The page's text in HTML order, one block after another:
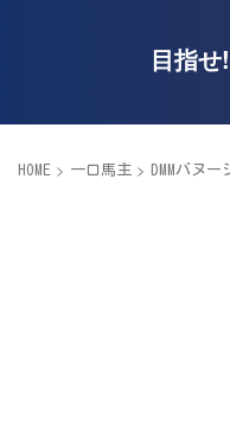
目指
HOME > 一口馬主 > DMMバヌー